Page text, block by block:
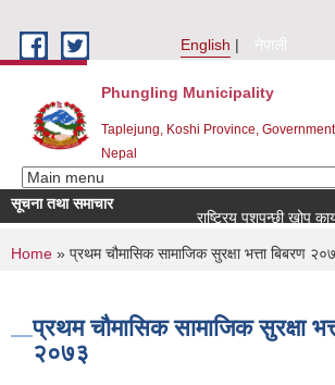
English
नेपाली
Phungling Municipality
Taplejung, Koshi Province,
Nepal
सूचना तथा समाचार
राष्ट्रिय पशुपन्छी खोप
You are here
Home » प्रथम चौमासिक सामाजिक सुरक्षा भत्ता बिबरण
प्रथम चौमासिक सामाजिक सुरक्षा
२०७३